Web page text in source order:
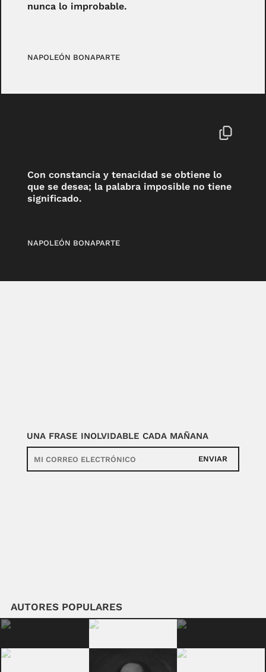
nunca lo improbable.
NAPOLEÓN BONAPARTE
Con constancia y tenacidad se obtiene lo
que se desea; la palabra imposible no tiene
significado.
NAPOLEÓN BONAPARTE
UNA FRASE INOLVIDABLE CADA MAÑANA
ENVIAR
AUTORES POPULARES